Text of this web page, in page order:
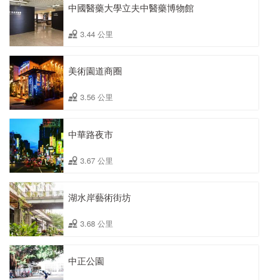
中國醫藥大學立夫中醫藥博物館
3.44 公里
美術園道商圈
3.56 公里
中華路夜市
3.67 公里
湖水岸藝術街坊
3.68 公里
中正公園